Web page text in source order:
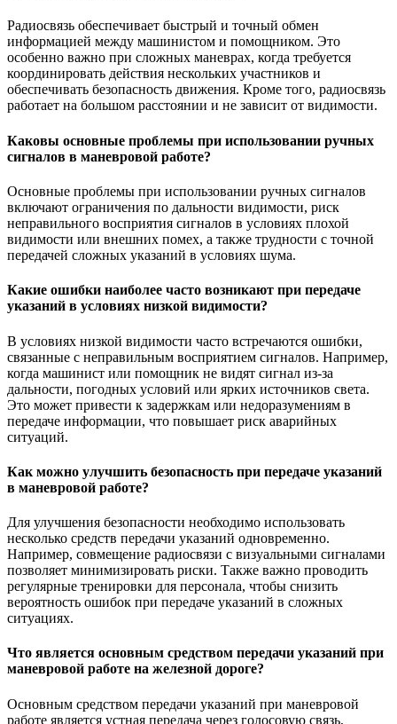
Радиосвязь обеспечивает быстрый и точный обмен
информацией между машинистом и помощником. Это
особенно важно при сложных маневрах, когда требуется
координировать действия нескольких участников и
обеспечивать безопасность движения. Кроме того, радиосвязь
работает на большом расстоянии и не зависит от видимости.
Каковы основные проблемы при использовании ручных
сигналов в маневровой работе?
Основные проблемы при использовании ручных сигналов
включают ограничения по дальности видимости, риск
неправильного восприятия сигналов в условиях плохой
видимости или внешних помех, а также трудности с точной
передачей сложных указаний в условиях шума.
Какие ошибки наиболее часто возникают при передаче
указаний в условиях низкой видимости?
В условиях низкой видимости часто встречаются ошибки,
связанные с неправильным восприятием сигналов. Например,
когда машинист или помощник не видят сигнал из-за
дальности, погодных условий или ярких источников света.
Это может привести к задержкам или недоразумениям в
передаче информации, что повышает риск аварийных
ситуаций.
Как можно улучшить безопасность при передаче указаний
в маневровой работе?
Для улучшения безопасности необходимо использовать
несколько средств передачи указаний одновременно.
Например, совмещение радиосвязи с визуальными сигналами
позволяет минимизировать риски. Также важно проводить
регулярные тренировки для персонала, чтобы снизить
вероятность ошибок при передаче указаний в сложных
ситуациях.
Что является основным средством передачи указаний при
маневровой работе на железной дороге?
Основным средством передачи указаний при маневровой
работе является устная передача через голосовую связь,